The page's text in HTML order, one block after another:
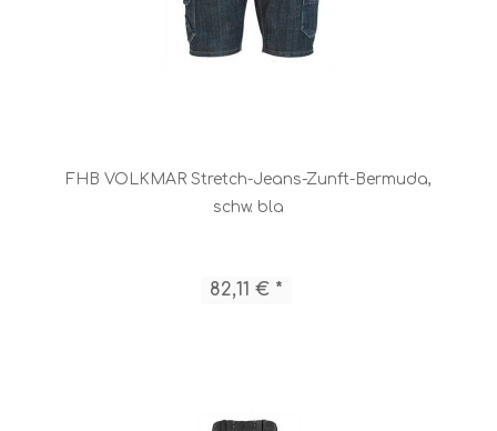
FHB VOLKMAR Stretch-Jeans-Zunft-Bermuda,
schw. bla
82,11 € *